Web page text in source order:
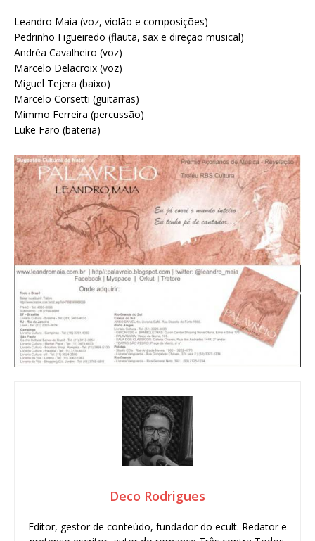
Leandro Maia (voz, violão e composições)
Pedrinho Figueiredo (flauta, sax e direção musical)
Andréa Cavalheiro (voz)
Marcelo Delacroix (voz)
Miguel Tejera (baixo)
Marcelo Corsetti (guitarras)
Mimmo Ferreira (percussão)
Luke Faro (bateria)
Deco Rodrigues
Editor, gestor de conteúdo, fundador do ecult. Redator e